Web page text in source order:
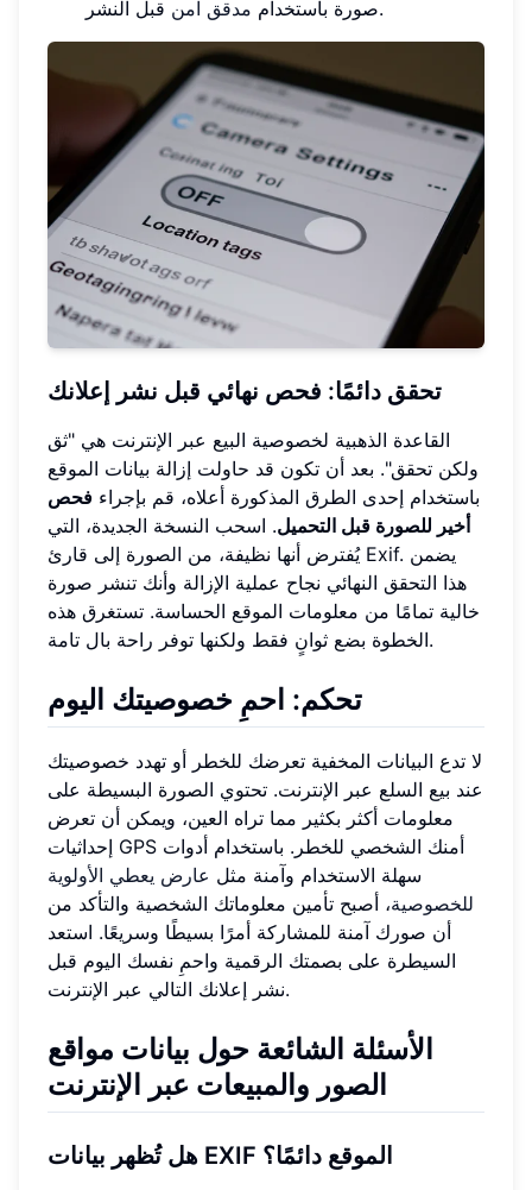
صورة باستخدام مدقق آمن قبل النشر.
تحقق دائمًا: فحص نهائي قبل نشر إعلانك
القاعدة الذهبية لخصوصية البيع عبر الإنترنت هي "ثق
ولكن تحقق". بعد أن تكون قد حاولت إزالة بيانات الموقع
باستخدام إحدى الطرق المذكورة أعلاه، قم بإجراء فحص
أخير للصورة قبل التحميل. اسحب النسخة الجديدة، التي
يُفترض أنها نظيفة، من الصورة إلى قارئ Exif. يضمن
هذا التحقق النهائي نجاح عملية الإزالة وأنك تنشر صورة
خالية تمامًا من معلومات الموقع الحساسة. تستغرق هذه
الخطوة بضع ثوانٍ فقط ولكنها توفر راحة بال تامة.
تحكم: احمِ خصوصيتك اليوم
لا تدع البيانات المخفية تعرضك للخطر أو تهدد خصوصيتك
عند بيع السلع عبر الإنترنت. تحتوي الصورة البسيطة على
معلومات أكثر بكثير مما تراه العين، ويمكن أن تعرض
إحداثيات GPS أمنك الشخصي للخطر. باستخدام أدوات
سهلة الاستخدام وآمنة مثل عارض يعطي الأولوية
للخصوصية، أصبح تأمين معلوماتك الشخصية والتأكد من
أن صورك آمنة للمشاركة أمرًا بسيطًا وسريعًا. استعد
السيطرة على بصمتك الرقمية واحمِ نفسك اليوم قبل
نشر إعلانك التالي عبر الإنترنت.
الأسئلة الشائعة حول بيانات مواقع
الصور والمبيعات عبر الإنترنت
هل تُظهر بيانات EXIF الموقع دائمًا؟